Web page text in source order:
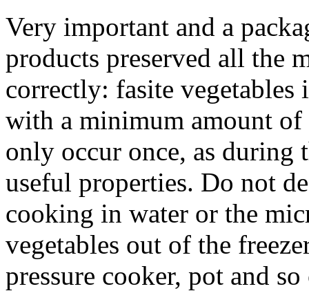
Very important and a
products preserved all the
correctly: fasite vegetables
with a minimum amount of
only occur once, as during
useful properties. Do not
cooking in water or the
vegetables out of the
pressure cooker, pot and so